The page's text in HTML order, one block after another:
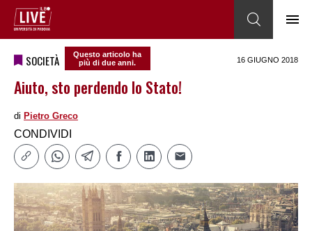
SOCIETÀ
Questo articolo ha
più di due anni.
16 GIUGNO 2018
Aiuto, sto perdendo lo Stato!
di Pietro Greco
CONDIVIDI